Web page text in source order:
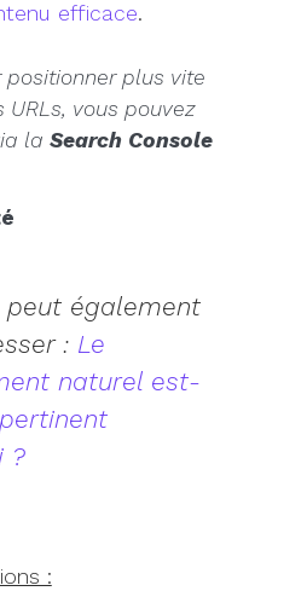
efficace.
positionner plus vite
URLs, vous pouvez
la Search Console
également
: Le
naturel est-
?
: